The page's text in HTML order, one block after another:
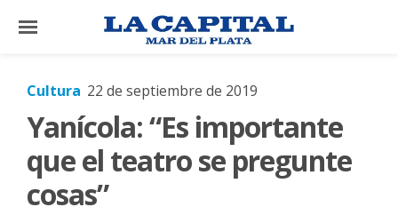
×
El
El
Mundo
Cultura 22 de septiembre de 2019
Yanícola: “Es importante
que el teatro se pregunte
cosas”